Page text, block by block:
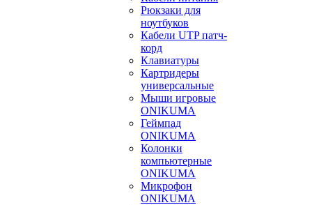
Рюкзаки для
ноутбуков
Кабели UTP патч-
корд
Клавиатуры
Картридеры
универсальные
Мыши игровые
ONIKUMA
Геймпад
ONIKUMA
Колонки
компьютерные
ONIKUMA
Микрофон
ONIKUMA